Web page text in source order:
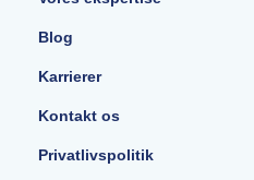
Blog
Karrierer
Kontakt os
Privatlivspolitik